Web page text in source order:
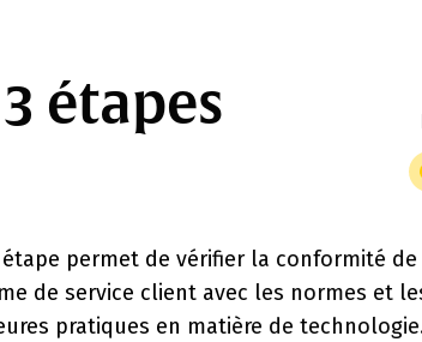
étapes
la conformité de votre
les normes et les
de technologie. Il